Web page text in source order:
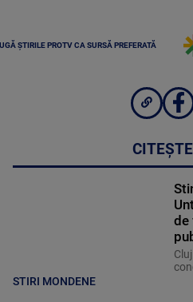
ȘTIRILE PROTV CA SURSĂ PREFERATĂ
STIRI MONDENE
de